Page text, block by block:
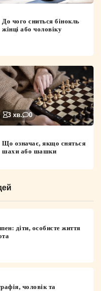
До чого сниться бінокль
жінці або чоловіку
3 хв. 0
Що означає, якщо сняться
шахи або шашки
діти, особисте життя
чоловік та